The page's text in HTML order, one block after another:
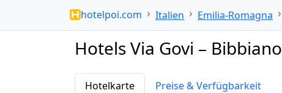
hotelpoi.com Italien Emilia-Romagna
Hotels Via Govi – Bibbiano
Hotelkarte Preise & Verfügbarkeit